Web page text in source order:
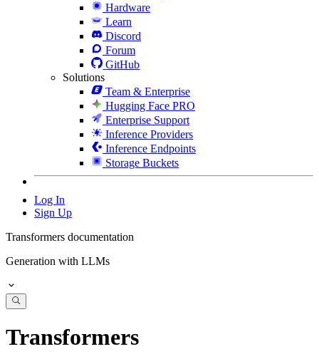
Hardware
Learn
Discord
Forum
GitHub
Solutions
Team & Enterprise
Hugging Face PRO
Enterprise Support
Inference Providers
Inference Endpoints
Storage Buckets
Log In
Sign Up
Transformers documentation
Generation with LLMs
Transformers